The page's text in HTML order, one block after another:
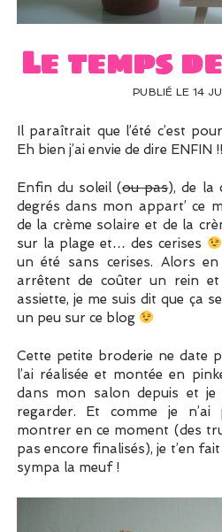
UN PEU DE
Le temps
PUBLIÉ LE 14
Il paraîtrait que l’été c’est
Eh bien j’ai envie de dire ENFIN
Enfin du soleil (ou pas), de la
degrés dans mon appart’ ce
de la crème solaire et de la
sur la plage et… des cerises
un été sans cerises. Alors
arrêtent de coûter un rein
assiette, je me suis dit que ça
un peu sur ce blog
Cette petite broderie ne date
l’ai réalisée et montée en
dans mon salon depuis et
regarder. Et comme je
montrer en ce moment (des
pas encore finalisés), je t’en
sympa la meuf !